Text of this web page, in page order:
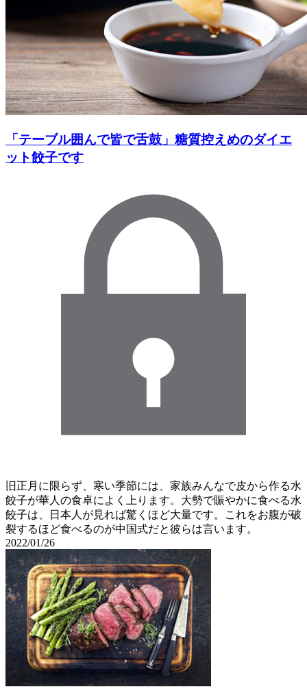
「テーブル囲んで皆で舌鼓」糖質控えめのダイエ
ット餃子です
旧正月に限らず、寒い季節には、家族みんなで皮から作る水
餃子が華人の食卓によく上ります。大勢で賑やかに食べる水
餃子は、日本人が見れば驚くほど大量です。これをお腹が破
裂するほど食べるのが中国式だと彼らは言います。
2022/01/26